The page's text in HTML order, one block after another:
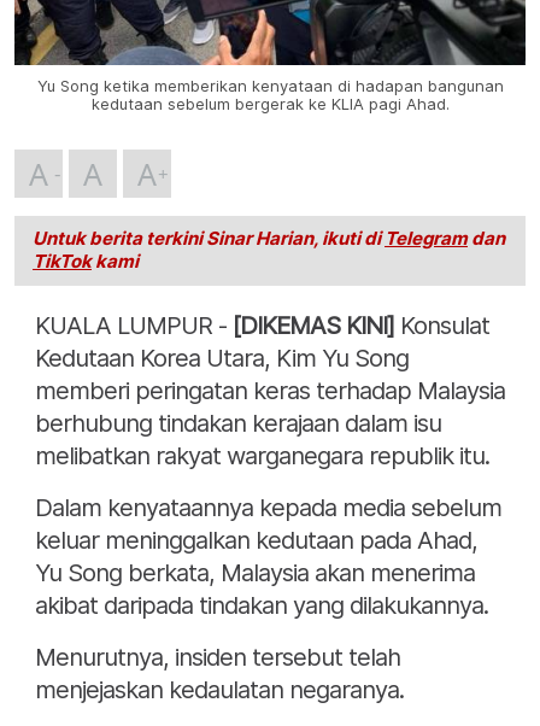
Yu Song ketika memberikan kenyataan di hadapan bangunan
kedutaan sebelum bergerak ke KLIA pagi Ahad.
A A A
Untuk berita terkini Sinar Harian, ikuti di Telegramdan
TikTokkami
KUALA LUMPUR - [DIKEMAS KINI] Konsulat
Kedutaan Korea Utara, Kim Yu Song
memberi peringatan keras terhadap Malaysia
berhubung tindakan kerajaan dalam isu
melibatkan rakyat warganegara republik itu.
Dalam kenyataannya kepada media sebelum
keluar meninggalkan kedutaan pada Ahad,
Yu Song berkata, Malaysia akan menerima
akibat daripada tindakan yang dilakukannya.
Menurutnya, insiden tersebut telah
menjejaskan kedaulatan negaranya.